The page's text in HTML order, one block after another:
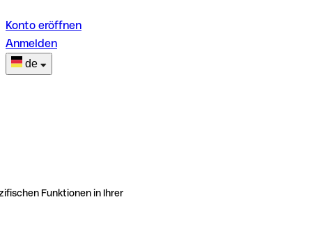
Konto eröffnen
Anmelden
de
Funktionen in Ihrer